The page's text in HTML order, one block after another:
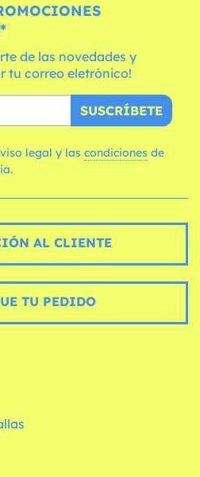
de las novedades y
tu correo eletrónico!
SUSCRÍBETE
legal y las condiciones
AL CLIENTE
TU PEDIDO